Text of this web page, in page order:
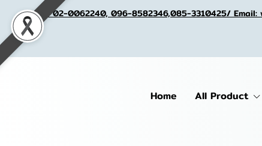
Tel. 02-0062240, 096-8582346,085-3310425/ Email:
Home All Product